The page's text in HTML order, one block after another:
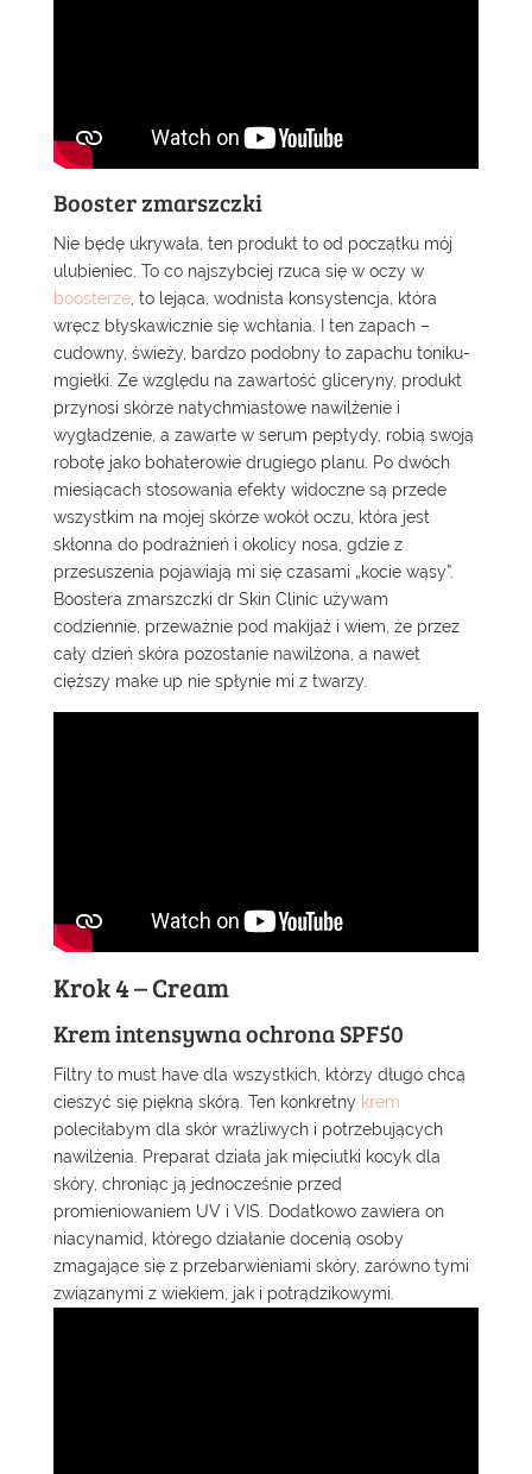
Booster zmarszczki
Nie będę ukrywała, ten produkt to od początku mój
ulubieniec. To co najszybciej rzuca się w oczy w
boosterze, to lejąca, wodnista konsystencja, która
wręcz błyskawicznie się wchłania. I ten zapach –
cudowny, świeży, bardzo podobny to zapachu toniku-
mgiełki. Ze względu na zawartość gliceryny, produkt
przynosi skórze natychmiastowe nawilżenie i
wygładzenie, a zawarte w serum peptydy, robią swoją
robotę jako bohaterowie drugiego planu. Po dwóch
miesiącach stosowania efekty widoczne są przede
wszystkim na mojej skórze wokół oczu, która jest
skłonna do podrażnień i okolicy nosa, gdzie z
przesuszenia pojawiają mi się czasami „kocie wąsy”.
Boostera zmarszczki dr Skin Clinic używam
codziennie, przeważnie pod makijaż i wiem, że przez
cały dzień skóra pozostanie nawilżona, a nawet
cięższy make up nie spłynie mi z twarzy.
Krok 4 – Cream
Krem intensywna ochrona SPF50
Filtry to must have dla wszystkich, którzy długo chcą
cieszyć się piękną skórą. Ten konkretny krem
poleciłabym dla skór wrażliwych i potrzebujących
nawilżenia. Preparat działa jak mięciutki kocyk dla
skóry, chroniąc ją jednocześnie przed
promieniowaniem UV i VIS. Dodatkowo zawiera on
niacynamid, którego działanie docenią osoby
zmagające się z przebarwieniami skóry, zarówno tymi
związanymi z wiekiem, jak i potrądzikowymi.